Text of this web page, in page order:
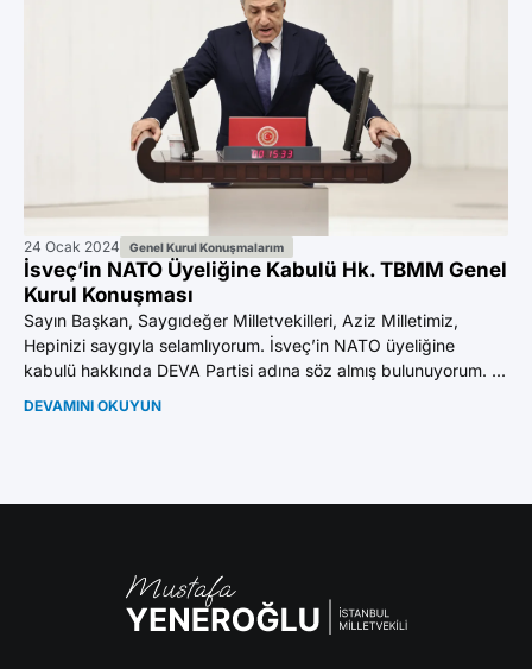
24 Ocak 2024 Genel Kurul Konuşmalarım
İsveç’in NATO Üyeliğine Kabulü Hk. TBMM Genel
Kurul Konuşması
Sayın Başkan, Saygıdeğer Milletvekilleri, Aziz Milletimiz,
Hepinizi saygıyla selamlıyorum. İsveç’in NATO üyeliğine
kabulü hakkında DEVA Partisi adına söz almış bulunuyorum. ...
DEVAMINI OKUYUN